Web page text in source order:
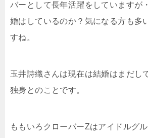
バーとして長年活躍をしていますが
婚はしているのか？気になる方も多
すね。
玉井詩織さんは現在は結婚はまだし
独身とのことです。
ももいろクローバーZはアイドルグ